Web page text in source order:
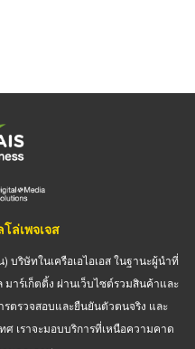
ล่เพจเจส
บริษัทในเครือเอไอเอส ในฐานะผู้นำที่
ร์เก็ตติ้ง ผ่านเว็บไซต์รวมสินค้าและ
รตรวจสอบและยืนยันตัวตนจริง และ
เราจะมอบบริการที่เหนือความคาด